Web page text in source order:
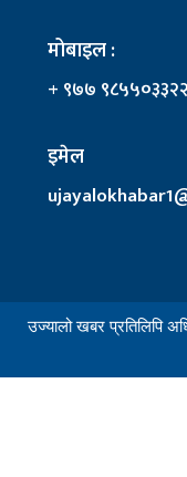
मोबाइल :
+ ९७७
इमेल
उज्यालो खबर प्रतिलिपि